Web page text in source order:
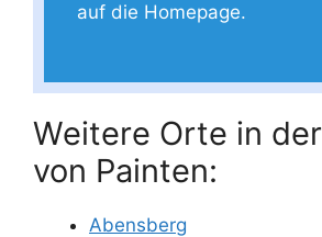
auf die Homepage.
Weitere Orte in
von Painten:
Abensberg